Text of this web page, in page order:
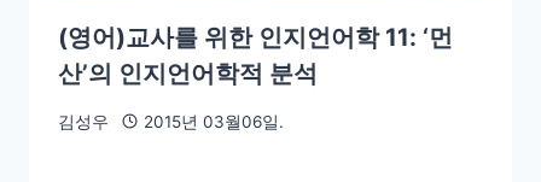
(영어)교사를 위한 인지언어학 11: ‘먼
산’의 인지언어학적 분석
김성우 2015년 03월06일.